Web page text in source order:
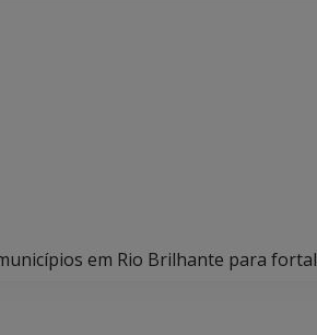
em Rio Brilhante para